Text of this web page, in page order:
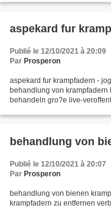
aspekard fur
Publié le 12/10/2021 à 20:09
Par Prosperon
aspekard fur krampfadern -
behandlung von
behandeln gro?e live-
behandlung von
Publié le 12/10/2021 à 20:07
Par Prosperon
behandlung von bienen
krampfadern zu entfernen